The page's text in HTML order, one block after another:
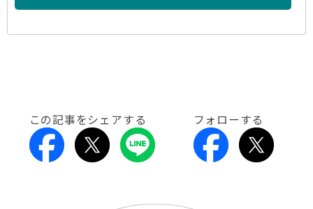
この記事をシェアする フォローする